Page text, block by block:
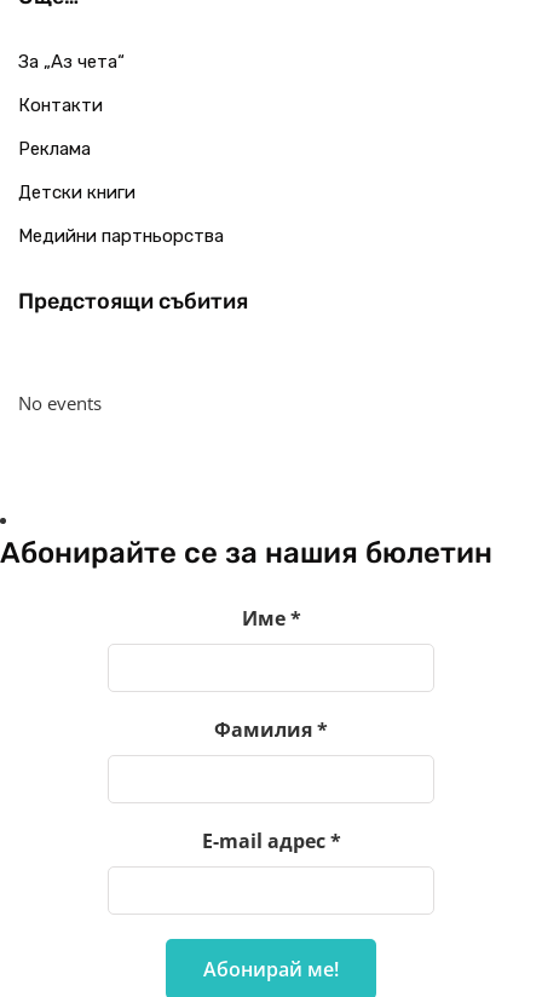
За „Аз чета“
Контакти
Реклама
Детски книги
Медийни партньорства
Предстоящи събития
No events
Абонирайте се за нашия бюлетин
Име*
Фамилия*
E-mail адрес*